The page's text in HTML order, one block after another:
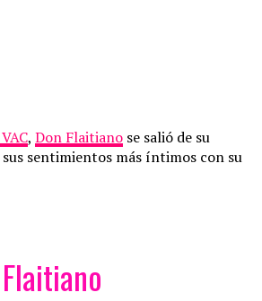
, Don Flaitiano se salió de su
sentimientos más íntimos con su